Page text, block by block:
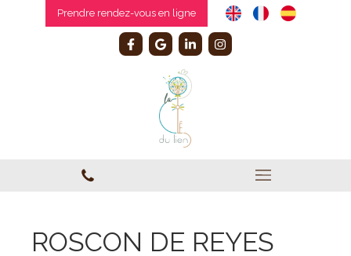
Prendre rendez-vous en ligne
ROSCON DE REYES